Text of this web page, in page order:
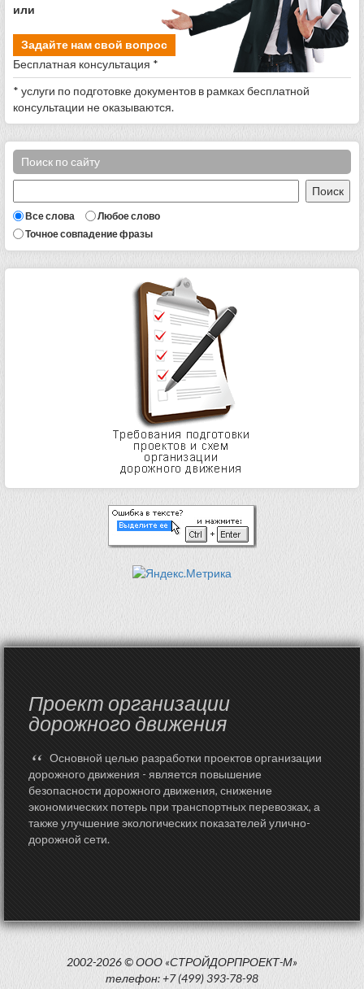
или
Задайте нам свой вопрос
Бесплатная консультация *
* услуги по подготовке документов в рамках бесплатной
консультации не оказываются.
Поиск по сайту
Все слова
Любое слово
Точное совпадение фразы
Проект организации
дорожного движения
“ Основной целью разработки проектов организации
дорожного движения - является повышение
безопасности дорожного движения, снижение
экономических потерь при транспортных перевозках, а
также улучшение экологических показателей улично-
дорожной сети.
2002-2026 © ООО «СТРОЙДОРПРОЕКТ-М»
телефон: +7 (499) 393-78-98